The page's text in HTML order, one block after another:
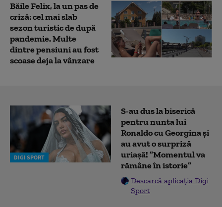
Băile Felix, la un pas de
criză: cel mai slab
sezon turistic de după
pandemie. Multe
dintre pensiuni au fost
scoase deja la vânzare
DIGI SPORT
S-au dus la biserică
pentru nunta lui
Ronaldo cu Georgina și
au avut o surpriză
uriașă! ”Momentul va
rămâne în istorie”
Descarcă aplicația Digi
Sport